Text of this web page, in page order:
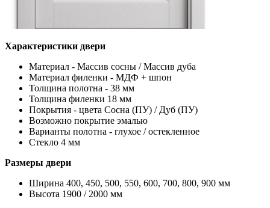
Характеристики двери
Материал - Массив сосны / Массив дуба
Материал филенки - МДФ + шпон
Толщина полотна - 38 мм
Толщина филенки 18 мм
Покрытия - цвета Сосна (ПУ) / Дуб (ПУ)
Возможно покрытие эмалью
Варианты полотна - глухое / остекленное
Стекло 4 мм
Размеры двери
Ширина 400, 450, 500, 550, 600, 700, 800, 900 мм
Высота 1900 / 2000 мм